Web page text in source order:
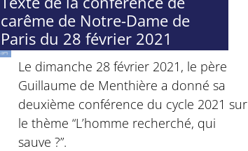
carême de Notre-Dame de
Paris du 28 février 2021
Le dimanche 28 février 2021, le père
Guillaume de Menthière a donné sa
deuxième conférence du cycle 2021 sur
le thème “L’homme recherché, qui
sauve ?”.